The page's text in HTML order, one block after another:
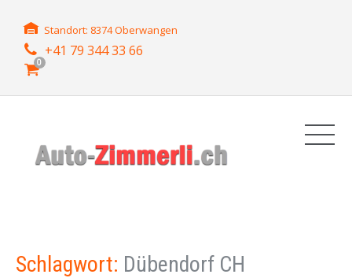
Standort: 8374 Oberwangen
+41 79 344 33 66
0
Schlagwort: Dübendorf CH